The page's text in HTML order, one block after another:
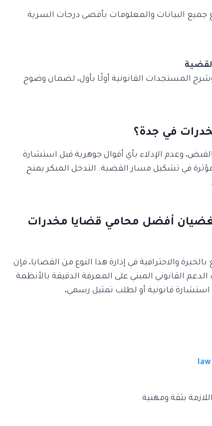
جميع البيانات والمعلومات بأقصى درجات السرية
المستجدات القانونية أولًا بأول، لضمان وضوح
في جدة؟
وعدم الإدلاء بأي أقوال جوهرية قبل استشارة
مؤثرة في تشكيل مسار القضية. التدخل المبكر يمنح
أفضل محامي قضايا مخدرات
والاحترافية في إدارة هذا النوع من القضايا، فإن
القانوني المبني على المعرفة الدقيقة بالأنظمة
استشارة قانونية أو لطلب تمثيل رسمي،
بثقة ومهنية.